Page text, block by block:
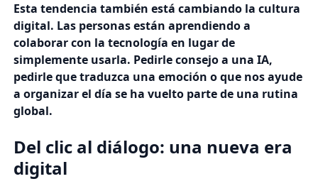
Esta tendencia también está cambiando la cultura
digital. Las personas están aprendiendo a
colaborar con la tecnología en lugar de
simplemente usarla. Pedirle consejo a una IA,
pedirle que traduzca una emoción o que nos ayude
a organizar el día se ha vuelto parte de una rutina
global.
Del clic al diálogo: una nueva era
digital